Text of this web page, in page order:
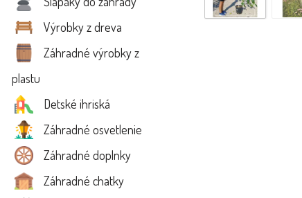
Výrobky z dreva
Záhradné výrobky z
plastu
Detské ihriská
Záhradné osvetlenie
Záhradné doplnky
Záhradné chatky